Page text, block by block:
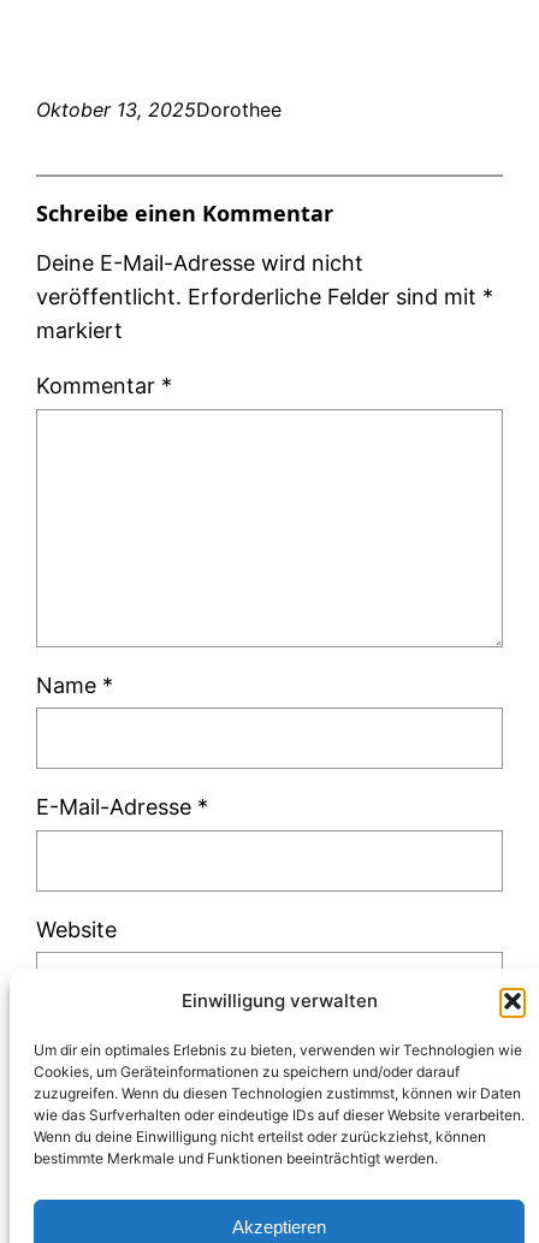
Einwilligung verwalten
Um dir ein optimales Erlebnis zu bieten, verwenden wir Technologien wie
Cookies, um Geräteinformationen zu speichern und/oder darauf
zuzugreifen. Wenn du diesen Technologien zustimmst, können wir Daten
wie das Surfverhalten oder eindeutige IDs auf dieser Website verarbeiten.
Wenn du deine Einwilligung nicht erteilst oder zurückziehst, können
bestimmte Merkmale und Funktionen beeinträchtigt werden.
Akzeptieren
Oktober 13, 2025Dorothee
Schreibe einen Kommentar
Deine E-Mail-Adresse wird nicht
veröffentlicht. Erforderliche Felder sind mit *
markiert
Kommentar *
Name *
E-Mail-Adresse *
Website
Diese Website verwendet Akismet, um Spam
zu reduzieren.Erfahre, wie deine
Kommentardaten verarbeitet werden.